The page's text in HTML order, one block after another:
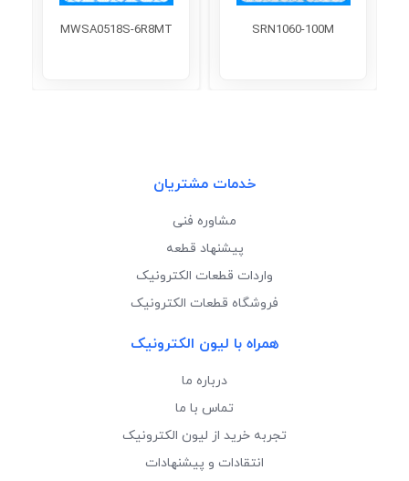
SRN1060-100M
MWSA0518S-6R8MT
خدمات مشتریان
مشاوره فنی
پیشنهاد قطعه
واردات قطعات الکترونیک
فروشگاه قطعات الکترونیک
همراه با لیون الکترونیک
درباره ما
تماس با ما
تجربه خرید از لیون الکترونیک
انتقادات و پیشنهادات